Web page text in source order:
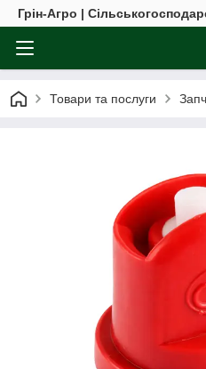
Грін-Агро |
Товари та послуги